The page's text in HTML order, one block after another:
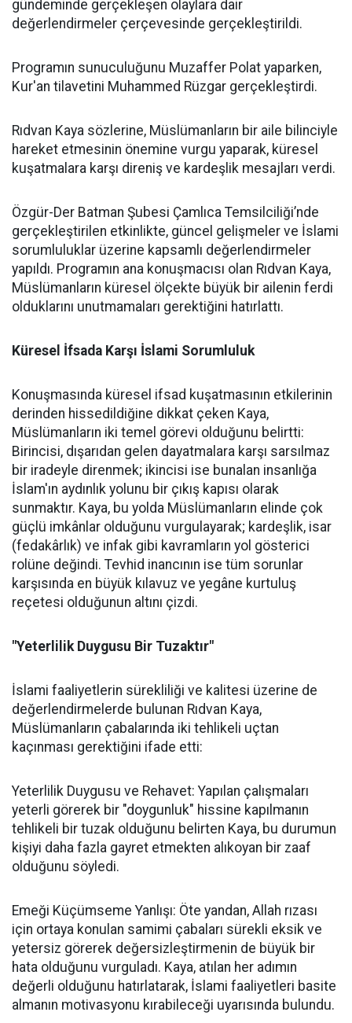
gündeminde gerçekleşen olaylara dair
değerlendirmeler çerçevesinde gerçekleştirildi.
Programın sunuculuğunu Muzaffer Polat yaparken,
Kur'an tilavetini Muhammed Rüzgar gerçekleştirdi.
Rıdvan Kaya sözlerine, Müslümanların bir aile bilinciyle
hareket etmesinin önemine vurgu yaparak, küresel
kuşatmalara karşı direniş ve kardeşlik mesajları verdi.
Özgür-Der Batman Şubesi Çamlıca Temsilciliği’nde
gerçekleştirilen etkinlikte, güncel gelişmeler ve İslami
sorumluluklar üzerine kapsamlı değerlendirmeler
yapıldı. Programın ana konuşmacısı olan Rıdvan Kaya,
Müslümanların küresel ölçekte büyük bir ailenin ferdi
olduklarını unutmamaları gerektiğini hatırlattı.
Küresel İfsada Karşı İslami Sorumluluk
Konuşmasında küresel ifsad kuşatmasının etkilerinin
derinden hissedildiğine dikkat çeken Kaya,
Müslümanların iki temel görevi olduğunu belirtti:
Birincisi, dışarıdan gelen dayatmalara karşı sarsılmaz
bir iradeyle direnmek; ikincisi ise bunalan insanlığa
İslam'ın aydınlık yolunu bir çıkış kapısı olarak
sunmaktır. Kaya, bu yolda Müslümanların elinde çok
güçlü imkânlar olduğunu vurgulayarak; kardeşlik, isar
(fedakârlık) ve infak gibi kavramların yol gösterici
rolüne değindi. Tevhid inancının ise tüm sorunlar
karşısında en büyük kılavuz ve yegâne kurtuluş
reçetesi olduğunun altını çizdi.
"Yeterlilik Duygusu Bir Tuzaktır"
İslami faaliyetlerin sürekliliği ve kalitesi üzerine de
değerlendirmelerde bulunan Rıdvan Kaya,
Müslümanların çabalarında iki tehlikeli uçtan
kaçınması gerektiğini ifade etti:
Yeterlilik Duygusu ve Rehavet: Yapılan çalışmaları
yeterli görerek bir "doygunluk" hissine kapılmanın
tehlikeli bir tuzak olduğunu belirten Kaya, bu durumun
kişiyi daha fazla gayret etmekten alıkoyan bir zaaf
olduğunu söyledi.
Emeği Küçümseme Yanlışı: Öte yandan, Allah rızası
için ortaya konulan samimi çabaları sürekli eksik ve
yetersiz görerek değersizleştirmenin de büyük bir
hata olduğunu vurguladı. Kaya, atılan her adımın
değerli olduğunu hatırlatarak, İslami faaliyetleri basite
almanın motivasyonu kırabileceği uyarısında bulundu.